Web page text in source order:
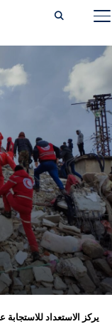
Skip
to
& NAVIGATION
يركز الاستعداد